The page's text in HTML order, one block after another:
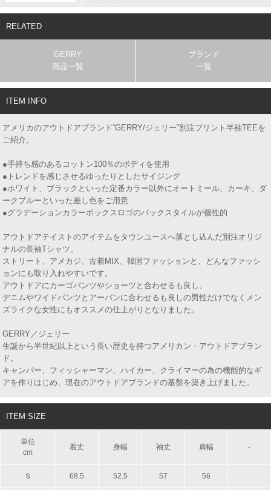
RELATED
GERRY
商品一覧
ブランド
一覧
ITEM INFO
アメリカのアウトドアブランド“GERRY/ジェリー”別注プリント半袖TEEを
ご紹介。
●手持ち感のあるコットン100％のボディを使用
●トレンドを感じさせるゆったりとしたサイジング
●ホワイト、ブラックといった定番カラー以外にオートミール、カーキ、ダ
ークブルーといった差し色をご用意
●グラデーションカラーボックスロゴのバックスタイルが個性的
アウトドアテイストのアイテムをタウンユースへ落とし込んだ別注オリジ
ナルの長袖Tシャツ。
ストリート、アメカジ、古着MIX、韓国ファッションと、どんなファッシ
ョンにも取り入れやすいです。
アウトドアにカーゴパンツやショーツと合わせるも良し、
デニムやワイドパンツとアーバンに合わせるも良しの男性だけでなくメン
ズライクな女性にもオススメの仕上がりとなりました。
GERRY／ジェリー
生誕から半世紀以上という長い歴史を持つアメリカン・アウトドアブラン
ド。
キャンパー、フィッシャーマン、ハイカー、クライマーの為の機能的なギ
アを作りはじめ、現在のアウトドアブランドの基盤を築き上げました。
ITEM SIZE
単位
cm
着丈 身幅 袖丈 肩幅 -
Ｓ 68.5 52.5 57 56